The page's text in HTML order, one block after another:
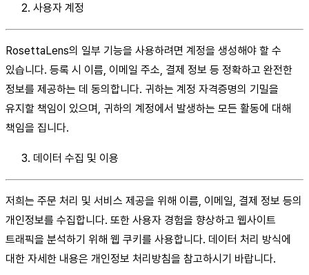
사용자 계정
RosettaLens의 일부 기능을 사용하려면 계정을 생성해야 할 수
있습니다. 등록 시 이름, 이메일 주소, 결제 정보 등 정확하고 완전한
정보를 제공하는 데 동의합니다. 귀하는 계정 자격증명의 기밀을
유지할 책임이 있으며, 귀하의 계정에서 발생하는 모든 활동에 대해
책임을 집니다.
데이터 수집 및 이용
저희는 주문 처리 및 서비스 제공을 위해 이름, 이메일, 결제 정보 등의
개인정보를 수집합니다. 또한 사용자 경험을 향상하고 웹사이트
트래픽을 분석하기 위해 웹 쿠키를 사용합니다. 데이터 처리 방식에
대한 자세한 내용은 개인정보 처리방침을 참고하시기 바랍니다.